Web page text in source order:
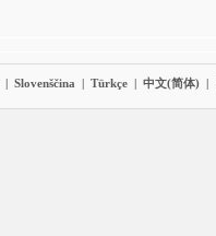
| Slovenščina | Türkçe | 中文(简体) |